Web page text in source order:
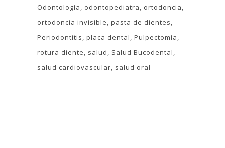
Odontología
odontopediatra
ortodoncia
ortodoncia invisible pasta de dientes
Periodontitis placa dental Pulpectomía
rotura diente
salud
Salud Bucodental
salud cardiovascular salud oral